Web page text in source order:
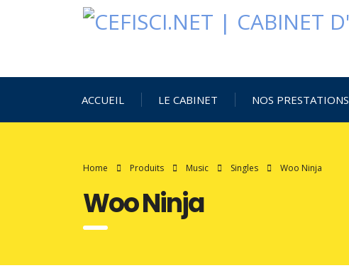
ACCUEIL LE CABINET NOS PRESTATIONS
Home Produits Music Singles Woo Ninja
Woo Ninja